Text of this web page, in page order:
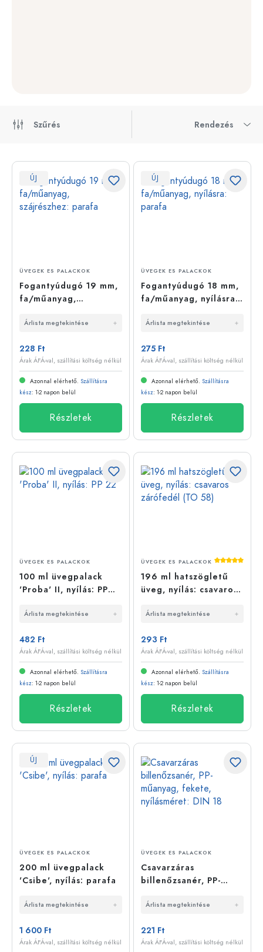
Szűrés Rendezés
ÚJ
ÜVEGEK ES PALACKOK
Fogantyúdugó 19 mm,
fa/műanyag,
Árlista megtekintése
228 Ft
Árak ÁFÁ-val, szállítási költség nélkül
Azonnal elérhető. Szállításra
kész: 1-2 napon belül
Részletek
ÚJ
ÜVEGEK ES PALACKOK
Fogantyúdugó 18 mm,
fa/műanyag, nyílásra:
Árlista megtekintése
275 Ft
Árak ÁFÁ-val, szállítási költség nélkül
Azonnal elérhető. Szállításra
kész: 1-2 napon belül
Részletek
ÜVEGEK ES PALACKOK
100 ml üvegpalack
'Proba' II, nyílás: PP
Árlista megtekintése
482 Ft
Árak ÁFÁ-val, szállítási költség nélkül
Azonnal elérhető. Szállításra
kész: 1-2 napon belül
Részletek
Átlagos
ÜVEGEK ES PALACKOK
196 ml hatszögletű
üveg, nyílás: csavaros
Árlista megtekintése
293 Ft
Árak ÁFÁ-val, szállítási költség nélkül
Azonnal elérhető. Szállításra
kész: 1-2 napon belül
Részletek
ÚJ
ÜVEGEK ES PALACKOK
200 ml üvegpalack
'Csibe', nyílás: parafa
Árlista megtekintése
1 600 Ft
Árak ÁFÁ-val, szállítási költség nélkül
ÜVEGEK ES PALACKOK
Csavarzáras
billenőzsanér, PP-
nyílásméret: DIN 18
Árlista megtekintése
221 Ft
Árak ÁFÁ-val, szállítási költség nélkül